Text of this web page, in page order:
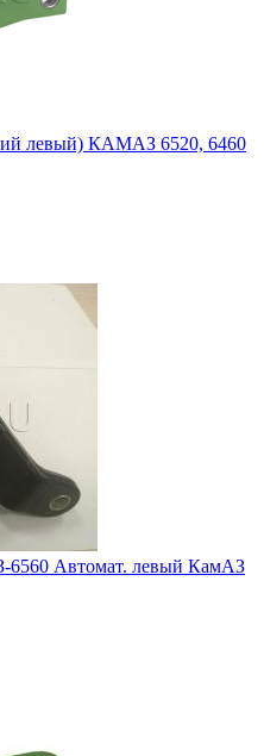
левый) КАМАЗ 6520, 6460
Автомат. левый КамАЗ